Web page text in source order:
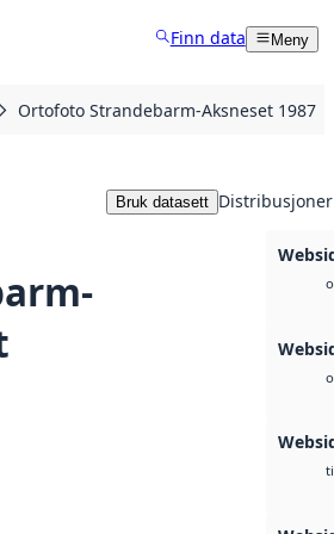
Finn data Meny
Ortofoto Strandebarm-Aksneset 1987
Bruk datasett Distribusjoner